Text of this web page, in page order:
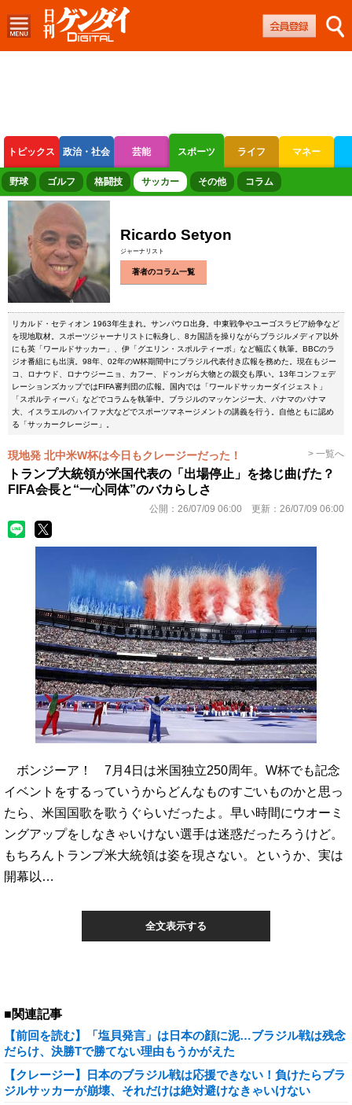
トピックス 政治・社会 芸能 スポーツ ライフ マネー
ボートレース 競輪 オートレース
野球 ゴルフ 格闘技 サッカー その他 コラム
Ricardo Setyon
ジャーナリスト
著者のコラム一覧
リカルド・セティオン 1963年生まれ。サンパウロ出身。中東戦争やユーゴスラビア紛争など
を現地取材。スポーツジャーナリストに転身し、8カ国語を操りながらブラジルメディア以外
にも英「ワールドサッカー」、伊「グエリン・スポルティーボ」など幅広く執筆。BBCのラ
ジオ番組にも出演。98年、02年のW杯期間中にブラジル代表付き広報を務めた。現在もジー
コ、ロナウド、ロナウジーニョ、カフー、ドゥンガら大物との親交も厚い。13年コンフェデ
レーションズカップではFIFA審判団の広報。国内では「ワールドサッカーダイジェスト」
「スポルティーバ」などでコラムを執筆中。ブラジルのマッケンジー大、パナマのパナマ
大、イスラエルのハイファ大などでスポーツマネージメントの講義を行う。自他ともに認め
る「サッカークレージー」。
現地発 北中米W杯は今日もクレージーだった！ > 一覧へ
トランプ大統領が米国代表の「出場停止」を捻じ曲げた？
FIFA会長と“一心同体”のバカらしさ
公開： 26/07/09 06:00 更新： 26/07/09 06:00
ボンジーア！ 7月4日は米国独立250周年。W杯でも記念
イベントをするっていうからどんなものすごいものかと思っ
たら、米国国歌を歌うぐらいだったよ。早い時間にウオーミ
ングアップをしなきゃいけない選手は迷惑だったろうけど。
もちろんトランプ米大統領は姿を現さない。というか、実は
開幕以…
全文表示する
■関連記事
【前回を読む】「塩貝発言」は日本の顔に泥…ブラジル戦は残念
だらけ、決勝Tで勝てない理由もうかがえた
【クレージー】日本のブラジル戦は応援できない！負けたらブラ
ジルサッカーが崩壊、それだけは絶対避けなきゃいけない